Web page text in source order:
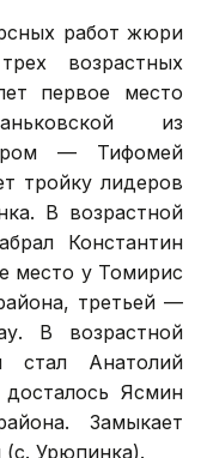
работ жюри
возрастных
первое место
из
— Тифомей
тройку лидеров
В возрастной
Константин
место у Томирис
третьей —
В возрастной
стал Анатолий
Ясмин
Замыкает
Урюпинка).